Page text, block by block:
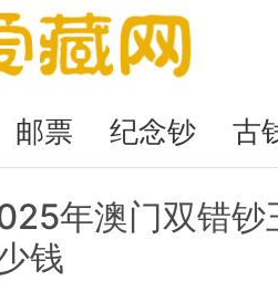
邮票 纪念钞 古
年澳门双错钞
钱